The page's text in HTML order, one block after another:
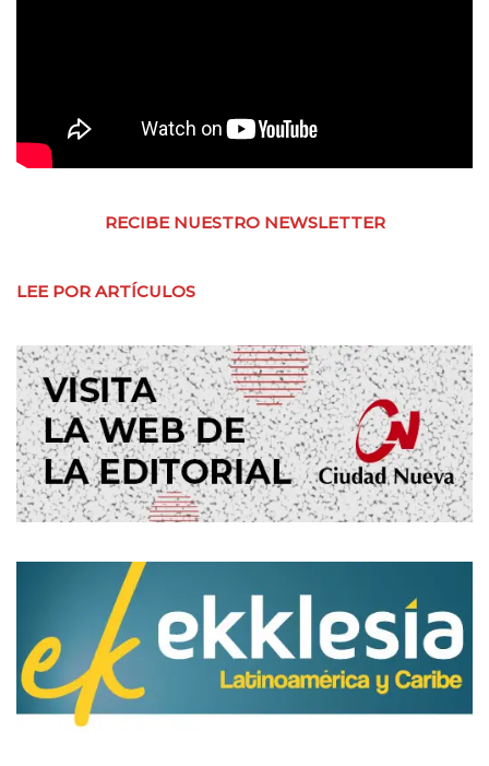
RECIBE NUESTRO NEWSLETTER
LEE POR ARTÍCULOS